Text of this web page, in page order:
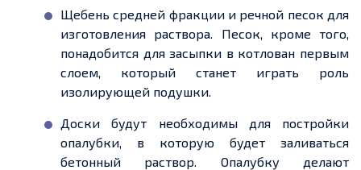
Щебень средней фракции и речной песок для
изготовления раствора. Песок, кроме того,
понадобится для засыпки в котлован первым
слоем, который станет играть роль
изолирующей подушки.
Доски будут необходимы для постройки
опалубки, в которую будет заливаться
бетонный раствор. Опалубку делают